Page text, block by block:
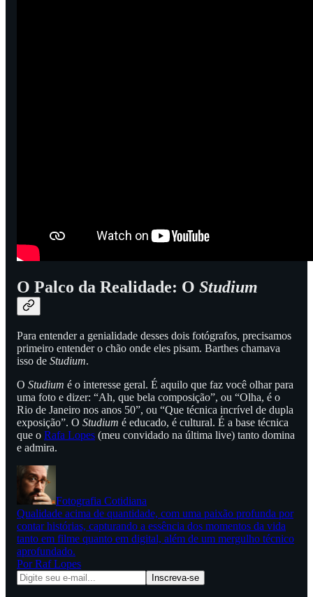
O Palco da Realidade: O Studium
Para entender a genialidade desses dois fotógrafos, precisamos
primeiro entender o chão onde eles pisam. Barthes chamava
isso de Studium.
O Studium é o interesse geral. É aquilo que faz você olhar para
uma foto e dizer: “Ah, que bela composição”, ou “Olha, é o
Rio de Janeiro nos anos 50”, ou “Que técnica incrível de dupla
exposição”. O Studium é educado, é cultural. É a base técnica
que o Rafa Lopes (meu convidado na última live) tanto domina
e admira.
Fotografia Cotidiana
Qualidade acima de quantidade, com uma paixão profunda por
contar histórias, capturando a essência dos momentos da vida
tanto em filme quanto em digital, além de um mergulho técnico
aprofundado.
Por Raf Lopes